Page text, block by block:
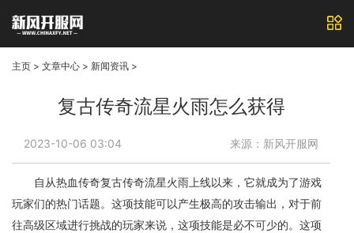
主页 > 文章中心 > 新闻资讯 >
复古传奇流星火雨怎么获得
2023-10-06 03:04 来源：新风开服网
自从热血传奇复古传奇流星火雨上线以来，它就成为了游戏
玩家们的热门话题。这项技能可以产生极高的攻击输出，对于前
往高级区域进行挑战的玩家来说，这项技能是必不可少的。这项